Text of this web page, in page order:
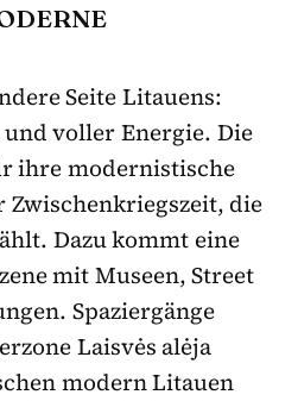
Seite Litauens:
voller Energie. Die
ihre modernistische
die
Dazu kommt eine
mit Museen, Street
Spaziergänge
Laisvės alėja
modern Litauen